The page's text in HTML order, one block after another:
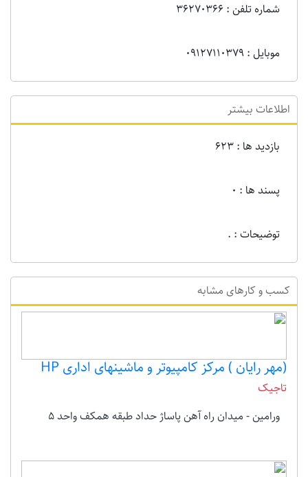
شماره تلفن : 36270366
موبایل : 09127110379
اطلاعات بیشتر
بازدید ها : 623
پسند ها : 0
توضیحات : .
کسب و کارهای مشابه
(مهر رایان ) مرکز کامپیوتر و ماشینهای اداری HP
تاجیک
ورامین - میدان راه آهن پاساژ حداد طبقه همکف واحد ۵